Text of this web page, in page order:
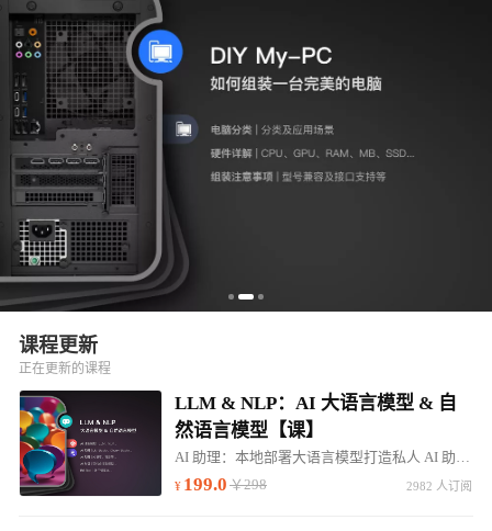
课程更新
正在更新的课程
LLM & NLP：AI 大语言模型 & 自
然语言模型【课】
AI 助理：本地部署大语言模型打造私人 AI 助理。帮助：高效学习、行业咨询、知识问答...
199.0 ￥298 2982 人订阅